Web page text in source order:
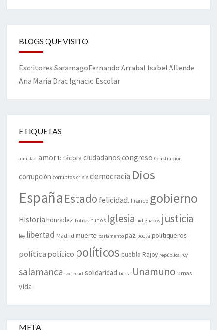
BLOGS QUE VISITO
Escritores SaramagoFernando Arrabal Isabel Allende
Ana María Drac Ignacio Escolar
ETIQUETAS
amistad amorbitácora ciudadanos congreso Constitución
corrupción corruptos crisis democracia Dios
España Estado felicidad. Franco gobierno
Historia honradez hotros hunos Iglesia indignados justicia
ley libertad Madrid muerte parlamento paz poeta politiqueros
política político políticos pueblo Rajoy república rey
salamanca sociedad solidaridad tierra Unamuno urnas
vida
META